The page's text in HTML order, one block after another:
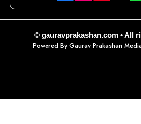
© gauravprakashan.com • All
Powered By Gaurav Prakashan